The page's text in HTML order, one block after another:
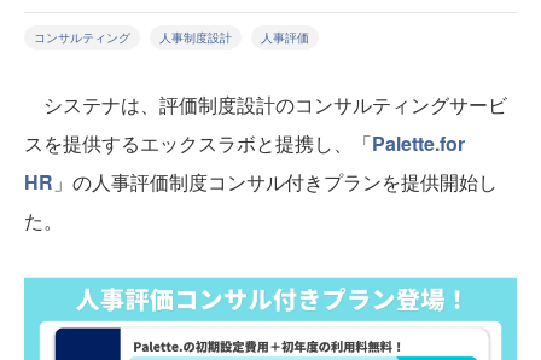
コンサルティング 人事制度設計 人事評価
システナは、評価制度設計のコンサルティングサービ
スを提供するエックスラボと提携し、「Palette.for
HR 」の人事評価制度コンサル付きプランを提供開始し
た。